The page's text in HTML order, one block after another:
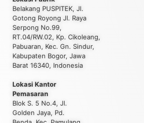
Belakang PUSPITEK, Jl.
Gotong Royong Jl. Raya
Serpong No.99,
RT.04/RW.02, Kp. Cikoleang,
Pabuaran, Kec. Gn. Sindur,
Kabupaten Bogor, Jawa
Barat 16340, Indonesia
Lokasi Kantor
Pemasaran
Blok S. 5 No.4, Jl.
Golden Jaya, Pd.